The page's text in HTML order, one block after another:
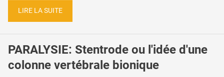
LIRE LA SUITE
PARALYSIE: Stentrode ou l'idée d'une
colonne vertébrale bionique